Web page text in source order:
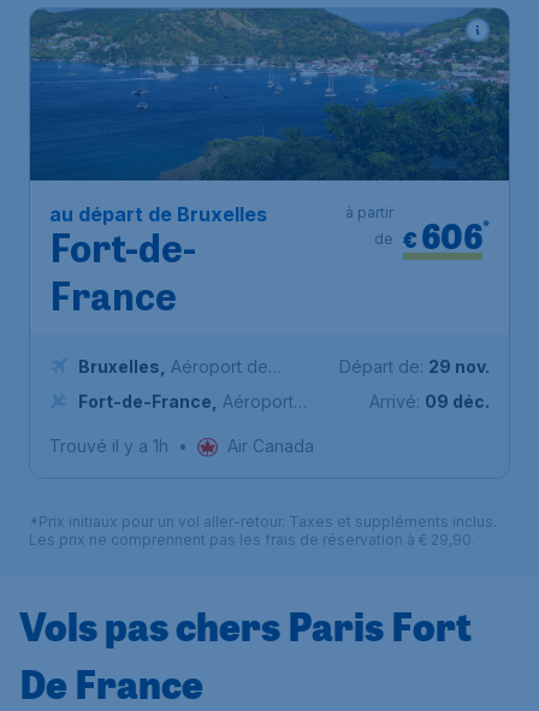
au départ de Bruxelles
Fort-de-
France
€ 606*
à partir
de
Bruxelles
Aéroport de
Bruxelles-National
Fort-de-France
Aéroport
Césaire
Départ de: 29 nov.
Arrivé: 09 déc.
Trouvé il y a 1h • Air Canada
*Prix initiaux pour un vol aller-retour. Taxes et suppléments inclus.
Les prix ne comprennent pas les frais de réservation à € 29,90.
Vols pas chers Paris Fort
De France